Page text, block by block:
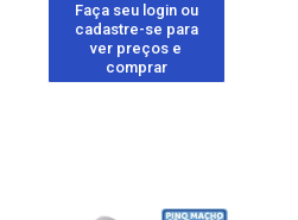
Faça seu login ou
cadastre-se para
ver preços e
comprar